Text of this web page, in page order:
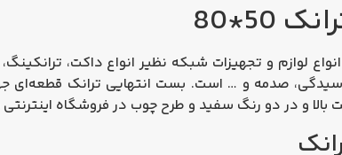
لوازم و تجهیزات شبکه نظیر انواع داکت،
صدمه و … است. بست انتهایی ترانک قطعه‌ای
و در دو رنگ سفید و طرح چوب در فروشگاه